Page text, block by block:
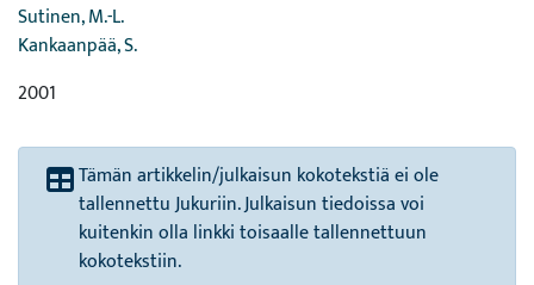
Sutinen, M.-L.
Kankaanpää, S.
2001
Tämän artikkelin/julkaisun kokotekstiä ei ole
tallennettu Jukuriin. Julkaisun tiedoissa voi
kuitenkin olla linkki toisaalle tallennettuun
kokotekstiin.